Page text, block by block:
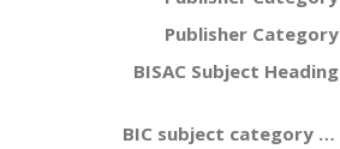
Publisher Category
BISAC Subject Heading
BIC subject category (UK)